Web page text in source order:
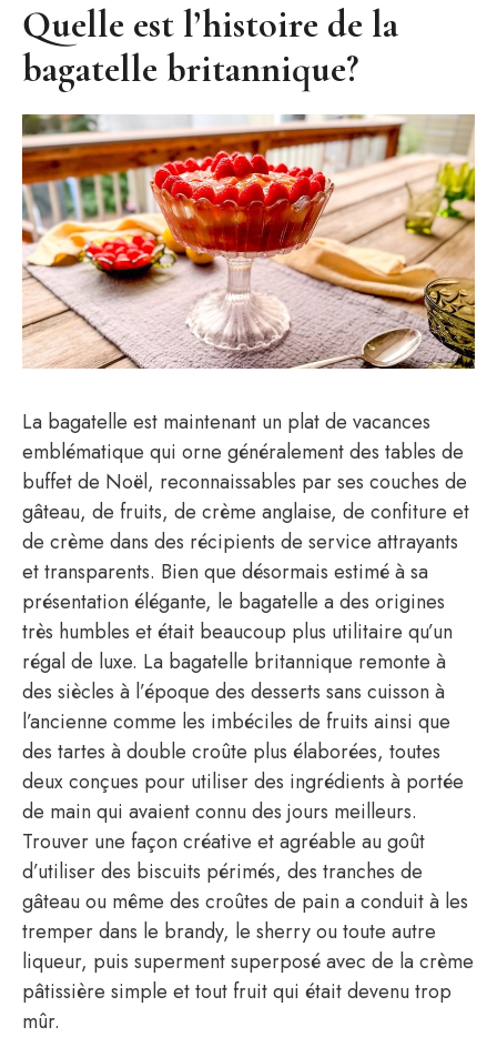
Quelle est l’histoire de la
bagatelle britannique?
La bagatelle est maintenant un plat de vacances
emblématique qui orne généralement des tables de
buffet de Noël, reconnaissables par ses couches de
gâteau, de fruits, de crème anglaise, de confiture et
de crème dans des récipients de service attrayants
et transparents. Bien que désormais estimé à sa
présentation élégante, le bagatelle a des origines
très humbles et était beaucoup plus utilitaire qu’un
régal de luxe. La bagatelle britannique remonte à
des siècles à l’époque des desserts sans cuisson à
l’ancienne comme les imbéciles de fruits ainsi que
des tartes à double croûte plus élaborées, toutes
deux conçues pour utiliser des ingrédients à portée
de main qui avaient connu des jours meilleurs.
Trouver une façon créative et agréable au goût
d’utiliser des biscuits périmés, des tranches de
gâteau ou même des croûtes de pain a conduit à les
tremper dans le brandy, le sherry ou toute autre
liqueur, puis superment superposé avec de la crème
pâtissière simple et tout fruit qui était devenu trop
mûr.